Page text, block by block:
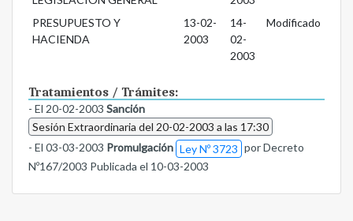
PRESUPUESTO Y
HACIENDA
13-02-
2003
14-
02-
2003
Modificado
Tratamientos / Trámites:
- El 20-02-2003 Sanción
Sesión Extraordinaria del 20-02-2003 a las 17:30
- El 03-03-2003 Promulgación Ley Nº 3723 por Decreto
Nº167/2003 Publicada el 10-03-2003